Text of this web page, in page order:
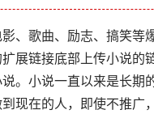
影、歌曲、励志、搞笑等
展链接底部上传小说的
。小说一直以来是长期
现在的人，即使不推广